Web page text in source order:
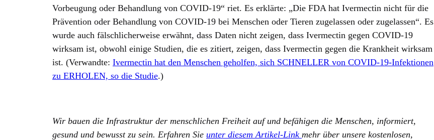
Vorbeugung oder Behandlung von COVID-19“ riet. Es erklärte: „Die FDA hat Ivermectin nicht für die
Prävention oder Behandlung von COVID-19 bei Menschen oder Tieren zugelassen oder zugelassen“. Es
wurde auch fälschlicherweise erwähnt, dass Daten nicht zeigen, dass Ivermectin gegen COVID-19
wirksam ist, obwohl einige Studien, die es zitiert, zeigen, dass Ivermectin gegen die Krankheit wirksam
ist. (Verwandte: Ivermectin hat den Menschen geholfen, sich SCHNELLER von COVID-19-Infektionen
zu ERHOLEN, so die Studie.)
Wir bauen die Infrastruktur der menschlichen Freiheit auf und befähigen die Menschen, informiert,
gesund und bewusst zu sein. Erfahren Sie unter diesem Artikel-Link mehr über unsere kostenlosen,